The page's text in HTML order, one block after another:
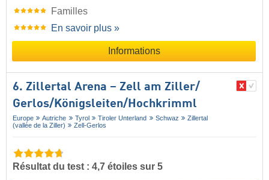
Familles
En savoir plus »
Informations
6. Zillertal Arena – Zell am Ziller/​
Gerlos/​Königsleiten/​Hochkrimml
Europe Autriche Tyrol Tiroler Unterland Schwaz
Zillertal
(vallée de la Ziller)
Zell-Gerlos
Résultat du test : 4,7 étoiles sur 5